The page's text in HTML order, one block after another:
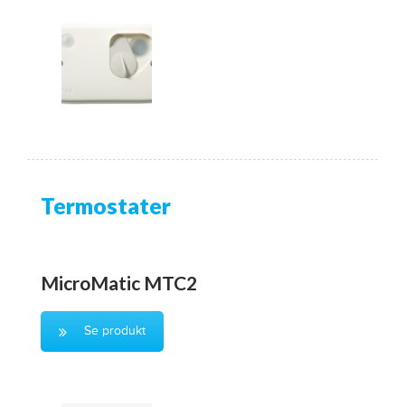
Termostater
MicroMatic MTC2
Se produkt